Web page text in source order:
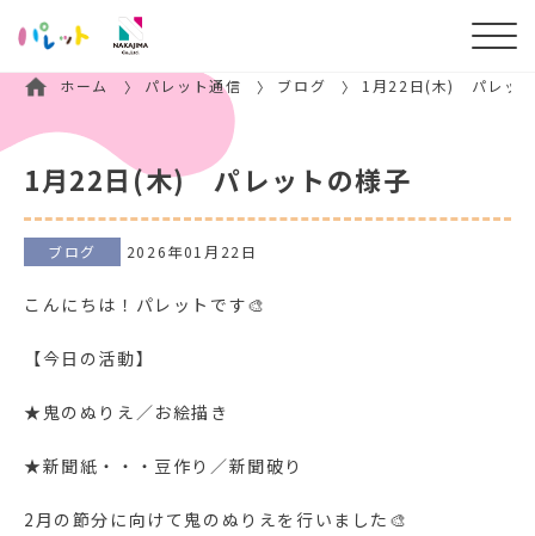
ホーム パレット通信 ブログ 1月22日(木) パレッ
1月22日(木) パレットの様子
ブログ 2026年01月22日
こんにちは！パレットです🎨
【今日の活動】
★鬼のぬりえ／お絵描き
★新聞紙・・・豆作り／新聞破り
2月の節分に向けて鬼のぬりえを行いました🎨